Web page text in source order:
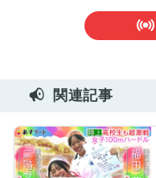
関連記事